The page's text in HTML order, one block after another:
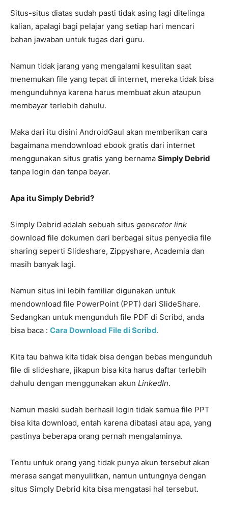
Situs-situs diatas sudah pasti tidak asing lagi ditelinga
kalian, apalagi bagi pelajar yang setiap hari mencari
bahan jawaban untuk tugas dari guru.
Namun tidak jarang yang mengalami kesulitan saat
menemukan file yang tepat di internet, mereka tidak bisa
mengunduhnya karena harus membuat akun ataupun
membayar terlebih dahulu.
Maka dari itu disini AndroidGaul akan memberikan cara
bagaimana mendownload ebook gratis dari internet
menggunakan situs gratis yang bernama Simply Debrid
tanpa login dan tanpa bayar.
Apa itu Simply Debrid?
Simply Debrid adalah sebuah situs generator link
download file dokumen dari berbagai situs penyedia file
sharing seperti Slideshare, Zippyshare, Academia dan
masih banyak lagi.
Namun situs ini lebih familiar digunakan untuk
mendownload file PowerPoint (PPT) dari SlideShare.
Sedangkan untuk mengunduh file PDF di Scribd, anda
bisa baca : Cara Download File di Scribd.
Kita tau bahwa kita tidak bisa dengan bebas mengunduh
file di slideshare, jikapun bisa kita harus daftar terlebih
dahulu dengan menggunakan akun LinkedIn.
Namun meski sudah berhasil login tidak semua file PPT
bisa kita download, entah karena dibatasi atau apa, yang
pastinya beberapa orang pernah mengalaminya.
Tentu untuk orang yang tidak punya akun tersebut akan
merasa sangat menyulitkan, namun untungnya dengan
situs Simply Debrid kita bisa mengatasi hal tersebut.